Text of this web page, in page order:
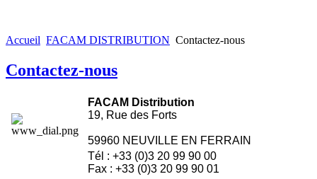
Accueil FACAM DISTRIBUTION Contactez-nous
Contactez-nous
FACAM Distribution
19, Rue des Forts
59960 NEUVILLE EN FERRAIN
Tél : +33 (0)3 20 99 90 00
Fax : +33 (0)3 20 99 90 01